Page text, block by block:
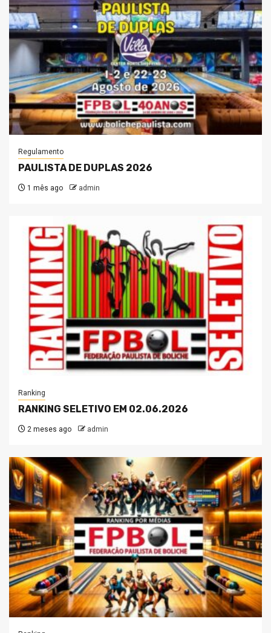
Regulamento
PAULISTA DE DUPLAS 2026
1 mês ago admin
Ranking
RANKING SELETIVO EM 02.06.2026
2 meses ago admin